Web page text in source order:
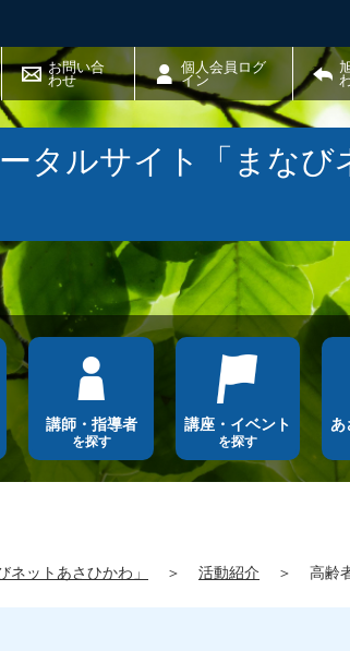
お問い合
わせ
個人会員ログ
イン
タルサイト「まなび
講師・指導者
を探す
講座・イベント
を探す
あ
ットあさひかわ」 ＞ 活動紹介 ＞ 高齢